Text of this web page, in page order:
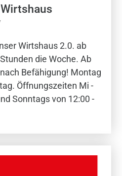
Wirtshaus 2.0. ab
die Woche. Ab
Befähigung! Montag
Öffnungszeiten Mi -
Sonntags von 12:00 -